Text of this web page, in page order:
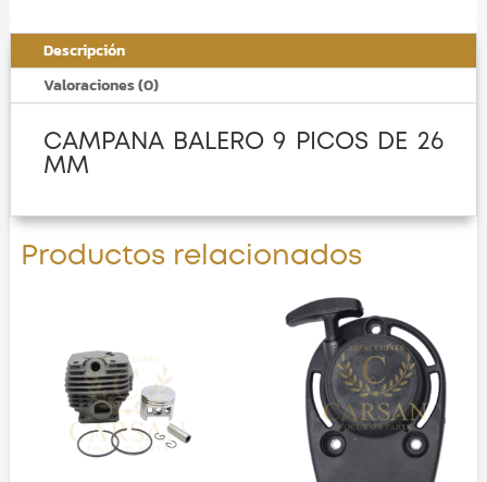
MM
cantidad
Descripción
Valoraciones (0)
CAMPANA BALERO 9 PICOS DE 26
MM
Productos relacionados